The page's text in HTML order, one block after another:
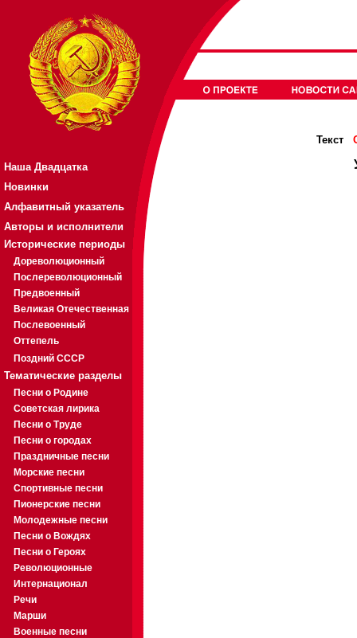
Наша Двадцатка
Новинки
Алфавитный указатель
Авторы и исполнители
Исторические периоды
Дореволюционный
Послереволюционный
Предвоенный
Великая Отечественная
Послевоенный
Оттепель
Поздний СССР
Тематические разделы
Песни о Родине
Советская лирика
Песни о Труде
Песни о городах
Праздничные песни
Морские песни
Спортивные песни
Пионерские песни
Молодежные песни
Песни о Вождях
Песни о Героях
Революционные
Интернационал
Речи
Марши
Военные песни
Текст